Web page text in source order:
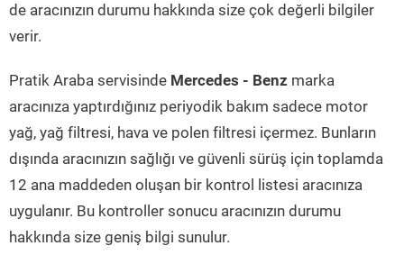
de aracınızın durumu hakkında size çok değerli bilgiler
verir.
Pratik Araba servisinde Mercedes - Benz marka
aracınıza yaptırdığınız periyodik bakım sadece motor
yağ, yağ filtresi, hava ve polen filtresi içermez. Bunların
dışında aracınızın sağlığı ve güvenli sürüş için toplamda
12 ana maddeden oluşan bir kontrol listesi aracınıza
uygulanır. Bu kontroller sonucu aracınızın durumu
hakkında size geniş bilgi sunulur.